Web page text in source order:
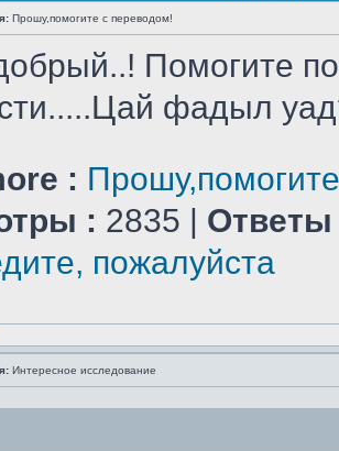
Прошу,помогите с переводом!
Помогите
фадыл
:
: 2835 | Ответы
пожалуйста
Интересное исследование